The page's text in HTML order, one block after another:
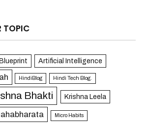
TOPIC
Artificial Intelligence
HindiBlog Hindi Tech Blog.
Bhakti Krishna Leela
Micro Habits